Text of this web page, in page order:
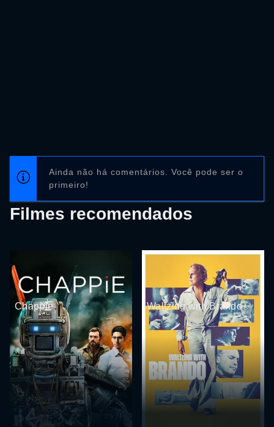
Ainda não há comentários. Você pode ser o
primeiro!
Filmes recomendados
Chappie Waltzing with Brando